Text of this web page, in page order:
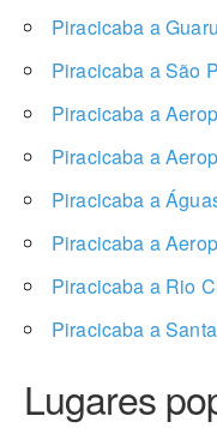
Piracicaba a
Piracicaba a São
Piracicaba a
Piracicaba a
Piracicaba a
Piracicaba a
Piracicaba a Rio
Piracicaba a
Lugares